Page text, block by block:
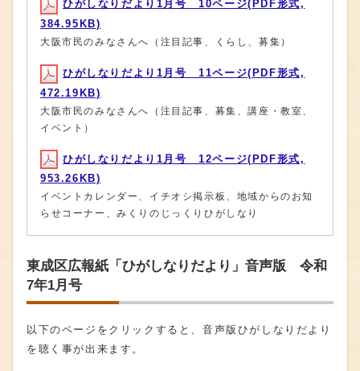
ひがしなりだより1月号 10ページ(PDF形式,
384.95KB)
大阪市民のみなさんへ（注目記事、くらし、募集）
ひがしなりだより1月号 11ページ(PDF形式,
472.19KB)
大阪市民のみなさんへ（注目記事、募集、講座・教室、
イベント）
ひがしなりだより1月号 12ページ(PDF形式,
953.26KB)
イベントカレンダー、イチオシ掲示板、地域からのお知
らせコーナー、みくりのじっくりひがしなり
東成区広報紙「ひがしなりだより」音声版 令和
7年1月号
以下のページをクリックすると、音声版ひがしなりだより
を聴く事が出来ます。